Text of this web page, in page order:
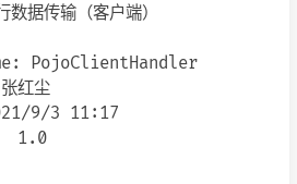
据传输（客户端）
PojoClientHandler
红尘
9/3 11:17
1.0